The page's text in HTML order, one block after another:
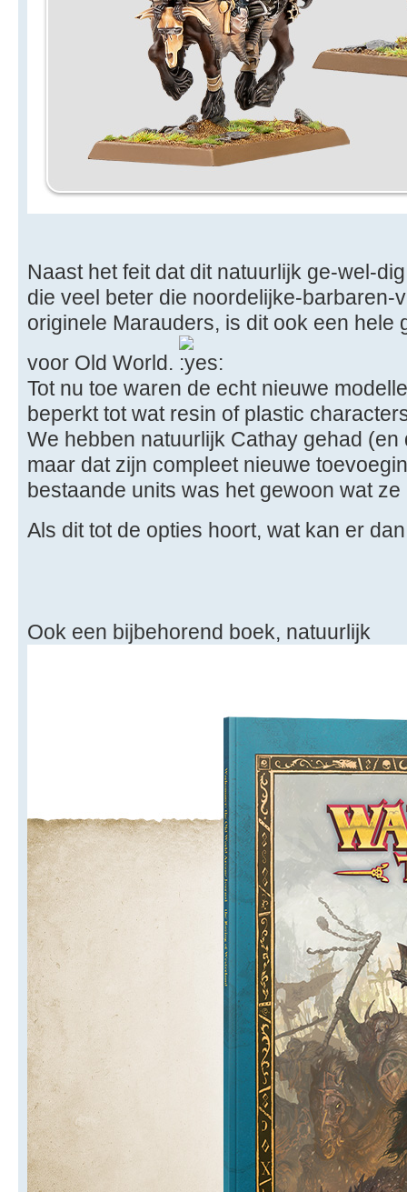
Naast het feit dat dit natuurlijk ge-wel-
die veel beter die noordelijke-barbaren-
originele Marauders, is dit ook een hele
voor Old World.
Tot nu toe waren de echt nieuwe
beperkt tot wat resin of plastic
We hebben natuurlijk Cathay gehad
maar dat zijn compleet nieuwe
bestaande units was het gewoon wat
Als dit tot de opties hoort, wat kan er
Ook een bijbehorend boek, natuurlijk